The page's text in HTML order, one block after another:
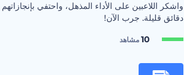
واشكر اللاعبين على الأداء المذهل، واحتفي
دقائق قليلة. جرب الآن!
10مشاهد